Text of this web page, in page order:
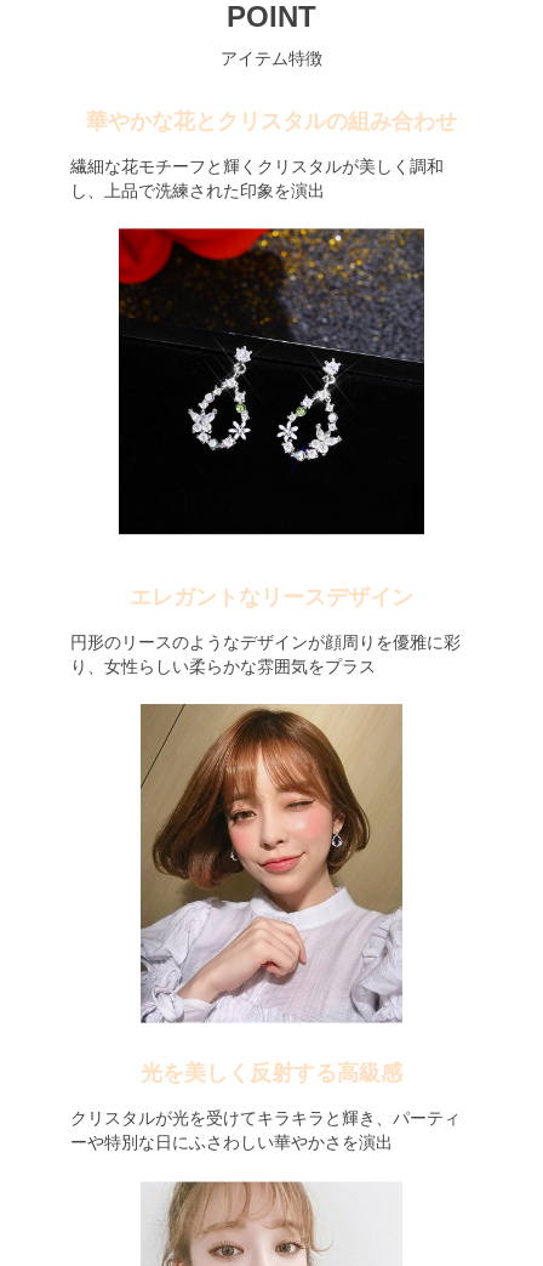
POINT
アイテム特徴
華やかな花とクリスタルの組み合わせ
繊細な花モチーフと輝くクリスタルが美しく調和
し、上品で洗練された印象を演出
エレガントなリースデザイン
円形のリースのようなデザインが顔周りを優雅に彩
り、女性らしい柔らかな雰囲気をプラス
光を美しく反射する高級感
クリスタルが光を受けてキラキラと輝き、パーティ
ーや特別な日にふさわしい華やかさを演出